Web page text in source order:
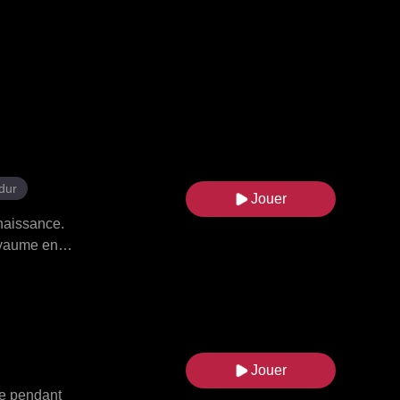
en
lui
Jouer
pendant
Jouer